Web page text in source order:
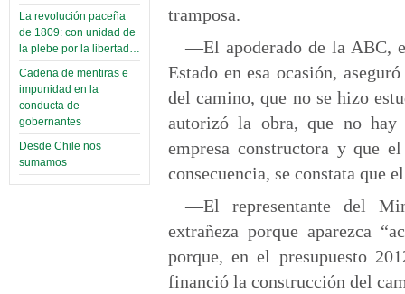
La revolución paceña
de 1809: con unidad de
la plebe por la libertad…
Cadena de mentiras e
impunidad en la
conducta de
gobernantes
Desde Chile nos
sumamos
tramposa.
—El apoderado de la ABC,
Estado en esa ocasión,
del camino, que no se hizo
autorizó la obra, que no hay
empresa constructora y que
consecuencia, se constata que
—El representante del
extrañeza porque aparezca
porque, en el presupuesto
financió la construcción del